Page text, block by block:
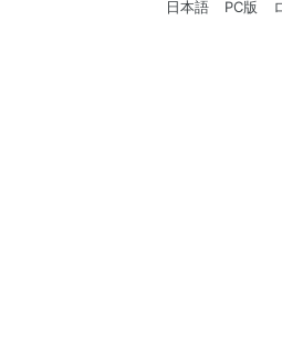
日本語 PC版